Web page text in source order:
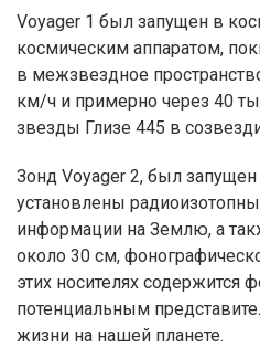
Voyager 1 был запущен в
космическим аппаратом,
в межзвездное
км/ч и примерно через 40
звезды Глизе 445 в
Зонд Voyager 2, был запущен
установлены
информации на Землю, а
около 30 см,
этих носителях содержится
потенциальным
жизни на нашей планете.